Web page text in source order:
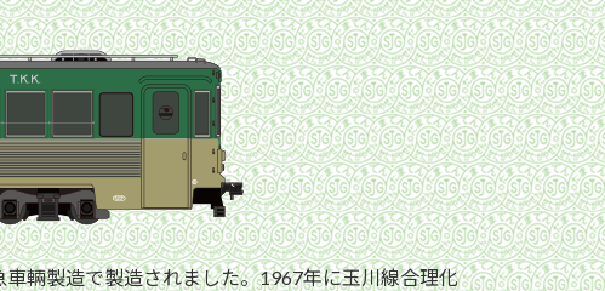
輛製造で製造されました。1967年に玉川線合理化